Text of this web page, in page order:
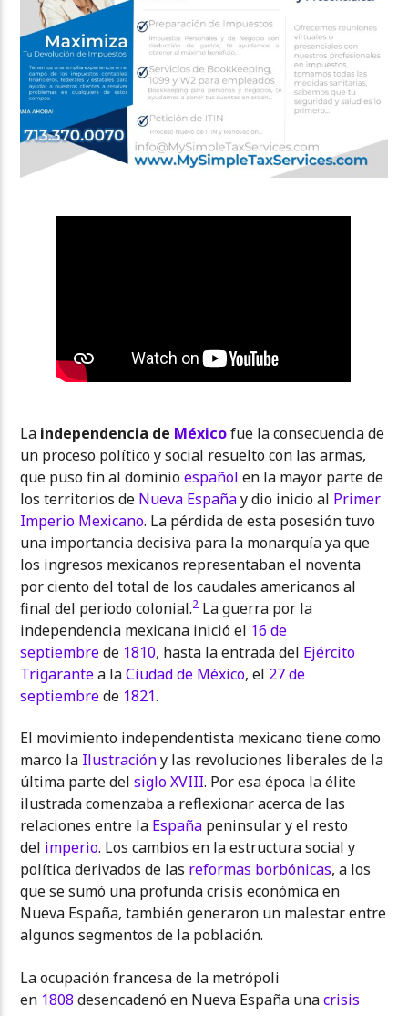
La independencia de Méxicofue la consecuencia de
un proceso político y social resuelto con las armas,
que puso fin al dominioespañol en la mayor parte de
los territorios de Nueva Españay dio inicio al Primer
Imperio Mexicano. La pérdida de esta posesión tuvo
una importancia decisiva para la monarquía ya que
los ingresos mexicanos representaban el noventa
por ciento del total de los caudales americanos al
final del periodo colonial.2 ​ La guerra por la
independencia mexicana inició el 16 de
septiembrede 1810, hasta la entrada del Ejército
Trigarantea laCiudad de México, el 27 de
septiembrede 1821.
El movimiento independentista mexicano tiene como
marco la Ilustracióny las revoluciones liberales de la
última parte delsiglo XVIII. Por esa época la élite
ilustrada comenzaba a reflexionar acerca de las
relaciones entre la España peninsular y el resto
del imperio. Los cambios en la estructura social y
política derivados de las reformas borbónicas, a los
que se sumó una profunda crisis económica en
Nueva España, también generaron un malestar entre
algunos segmentos de la población.
La ocupación francesa de la metrópoli
en 1808 desencadenó en Nueva España unacrisis